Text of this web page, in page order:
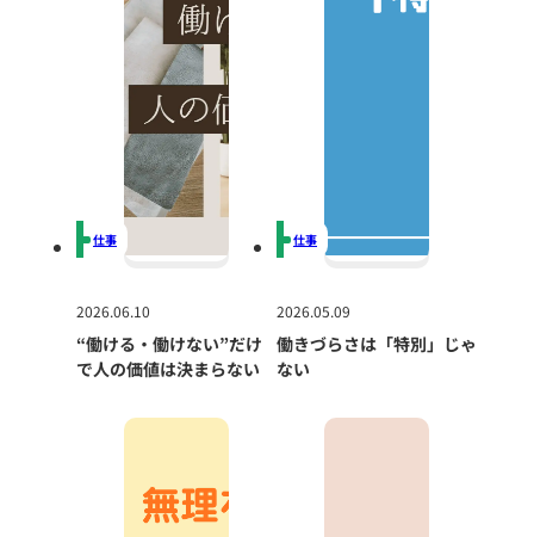
2026.06.10
“働ける・働けない”だけ
で人の価値は決まらない
仕事
2026.05.09
働きづらさは「特別」じゃ
ない
仕事